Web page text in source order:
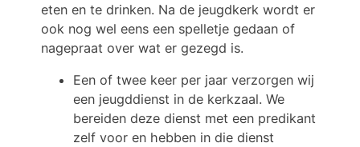
eten en te drinken. Na de jeugdkerk wordt er
ook nog wel eens een spelletje gedaan of
nagepraat over wat er gezegd is.
Een of twee keer per jaar verzorgen wij
een jeugddienst in de kerkzaal. We
bereiden deze dienst met een predikant
zelf voor en hebben in die dienst